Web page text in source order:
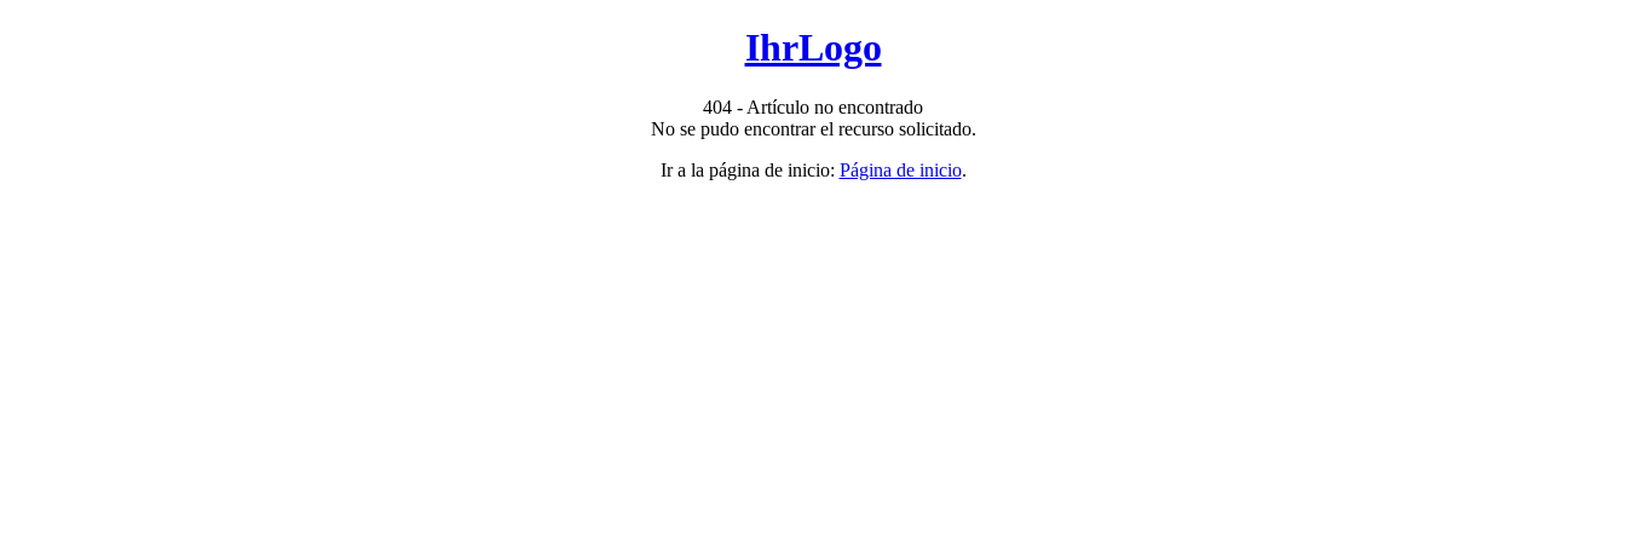
IhrLogo
404 - Artículo no encontrado
No se pudo encontrar el recurso solicitado.
Ir a la página de inicio: Página de inicio.